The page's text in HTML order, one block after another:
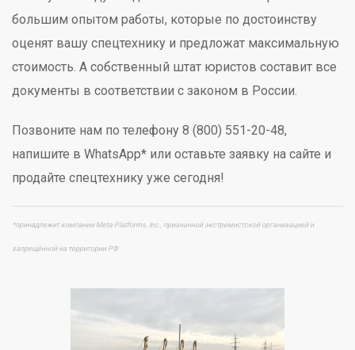
большим опытом работы, которые по достоинству
оценят вашу спецтехнику и предложат максимальную
стоимость. А собственный штат юристов составит все
документы в соответствии с законом в России.
Позвоните нам по телефону 8 (800) 551-20-48,
напишите в WhatsApp* или оставьте заявку на сайте и
продайте спецтехнику уже сегодня!
*принадлежит компании Meta Platforms, Inc., признанной экстремистской организацией и
запрещённой на территории РФ